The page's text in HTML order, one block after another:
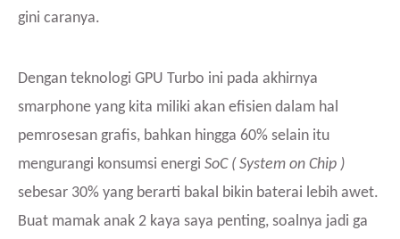
gini caranya.
Dengan teknologi GPU Turbo ini pada akhirnya
smarphone yang kita miliki akan efisien dalam hal
pemrosesan grafis, bahkan hingga 60% selain itu
mengurangi konsumsi energi SoC ( System on Chip )
sebesar 30% yang berarti bakal bikin baterai lebih awet.
Buat mamak anak 2 kaya saya penting, soalnya jadi ga